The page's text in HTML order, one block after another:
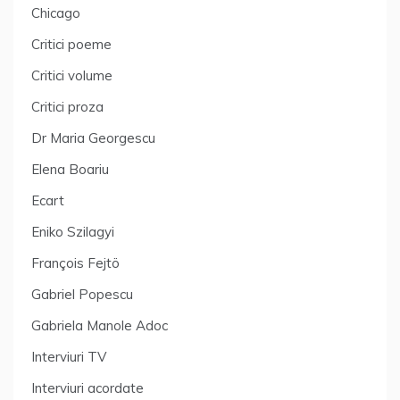
Chicago
Critici poeme
Critici volume
Critici proza
Dr Maria Georgescu
Elena Boariu
Ecart
Eniko Szilagyi
François Fejtö
Gabriel Popescu
Gabriela Manole Adoc
Interviuri TV
Interviuri acordate